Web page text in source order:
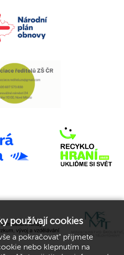
používají cookies
a pokračovat" přijmete
nebo klepnutím na